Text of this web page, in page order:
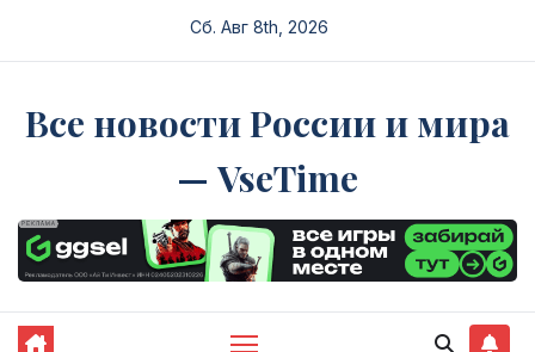
Сб. Авг 8th, 2026
Все новости России и мира
— VseTime